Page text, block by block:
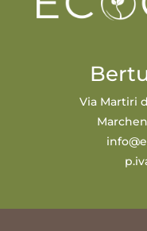
Via Martiri